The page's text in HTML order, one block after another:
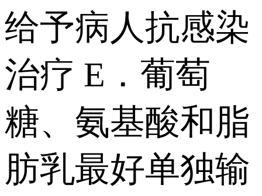
给予病人抗感染
治疗 E．葡萄
糖、氨基酸和脂
肪乳最好单独输